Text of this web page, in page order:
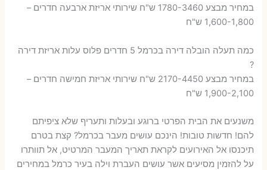
במחיר מבצע 1780-3460 ש"ח שירותי אריזת ארבעה חדרים –
1,600-1,800 ש"ח
כמה תעלה הובלה דירה בכרמל 5 חדרים פלוס עלות אריזת דירה
?
במחיר מבצע 2170-4450 ש"ח שירותי אריזת חמישה חדרים –
1,900-2,100 ש"ח
משנעים את הבית הפרטי ברוגע ובעלות ותעריף שלא ציפיתם
להם! חדשות טובות! הינכם עושים מעבר בכרמל? קצת בטרם
תיכנסו אל האירועים לקראת תאריך המעבר המרטיט, אל תוותרו
על להזמין מסיעים אשר עושים העברת וילה בעיר כרמל במחירים